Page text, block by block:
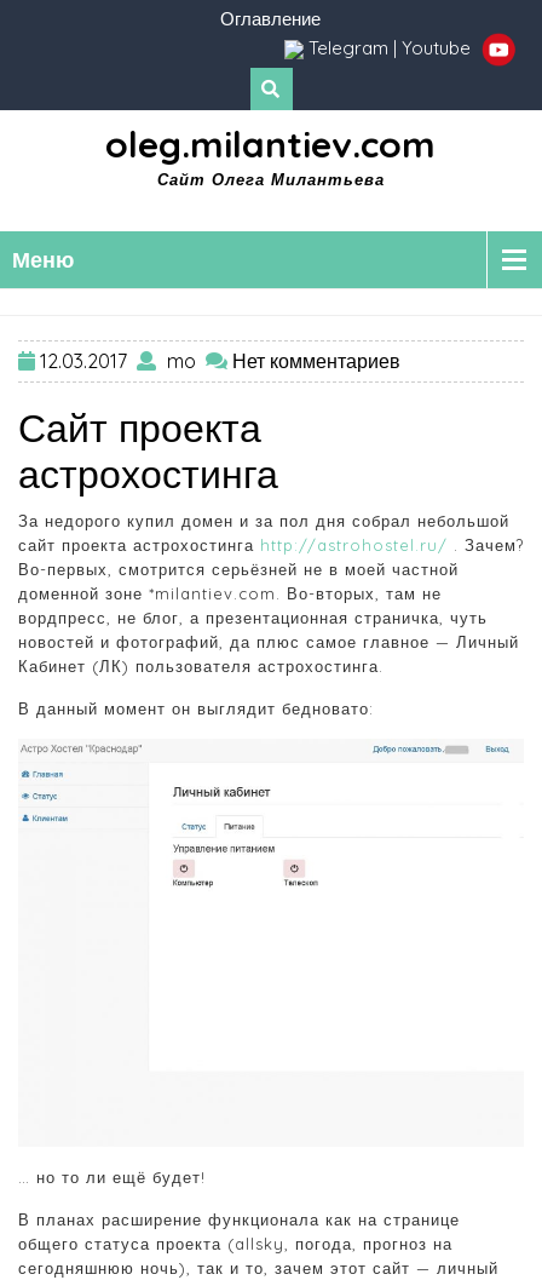
Оглавление
Telegram | Youtube
oleg.milantiev.com
Сайт Олега Милантьева
Меню
12.03.2017 mo Нет комментариев
Сайт проекта
астрохостинга
За недорого купил домен и за пол дня собрал небольшой
сайт проекта астрохостинга http://astrohostel.ru/ . Зачем?
Во-первых, смотрится серьёзней не в моей частной
доменной зоне *milantiev.com. Во-вторых, там не
вордпресс, не блог, а презентационная страничка, чуть
новостей и фотографий, да плюс самое главное — Личный
Кабинет (ЛК) пользователя астрохостинга.
В данный момент он выглядит бедновато:
… но то ли ещё будет!
В планах расширение функционала как на странице
общего статуса проекта (allsky, погода, прогноз на
сегодняшнюю ночь), так и то, зачем этот сайт — личный